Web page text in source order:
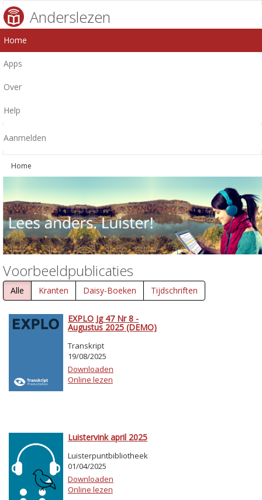
Anderslezen
Home
Apps
Over
Help
Aanmelden
Home
Voorbeeldpublicaties
Alle Kranten Daisy-Boeken Tijdschriften
EXPLO Jg 47 Nr 8 -
Augustus 2025 (DEMO)
Transkript
19/08/2025
Downloaden
Online lezen
Luistervink april 2025
Luisterpuntbibliotheek
01/04/2025
Downloaden
Online lezen